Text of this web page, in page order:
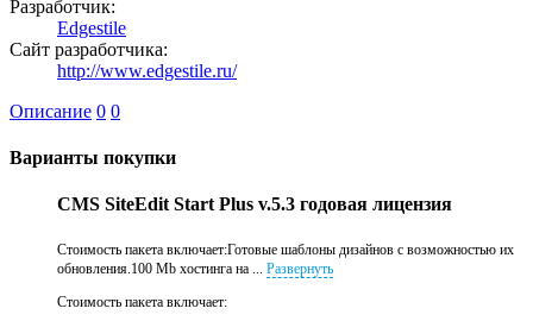
Разработчик:
Edgestile
Сайт разработчика:
http://www.edgestile.ru/
Описание 0 0
Варианты покупки
CMS SiteEdit Start Plus v.5.3 годовая лицензия
Стоимость пакета включает:Готовые шаблоны дизайнов с возможностью их
обновления.100 Mb хостинга на ... Развернуть
Стоимость пакета включает: